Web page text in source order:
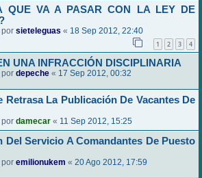
QUE VA A PASAR CON LA LEY DE
por sieteleguas « 18 Sep 2012, 22:40
1 2 3 4
UNA INFRACCIÓN DISCIPLINARIA
por depeche « 17 Sep 2012, 00:32
Retrasa La Publicación De Vacantes De
por damecar « 11 Sep 2012, 15:25
Del Servicio A Comandantes De Puesto
por emilionukem « 20 Ago 2012, 17:59